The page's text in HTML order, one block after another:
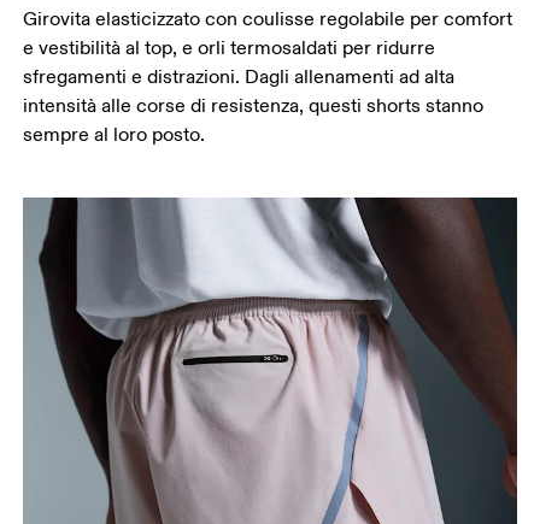
Girovita elasticizzato con coulisse regolabile per comfort
e vestibilità al top, e orli termosaldati per ridurre
sfregamenti e distrazioni. Dagli allenamenti ad alta
intensità alle corse di resistenza, questi shorts stanno
sempre al loro posto.